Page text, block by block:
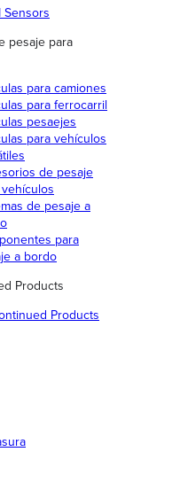
Sensors
pesaje para
para camiones
para ferrocarril
pesaejes
para vehículos
de pesaje
de pesaje a
para
a bordo
Products
Products